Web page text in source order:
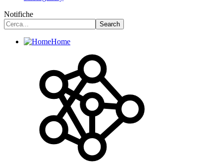
Notifiche
Home